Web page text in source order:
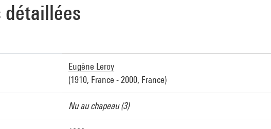
détaillées
Eugène Leroy
(1910, France - 2000, France)
Nu au chapeau (3)